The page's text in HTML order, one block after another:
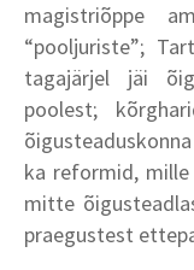
magistriõppe
“pooljuriste”;
tagajärjel jäi
poolest;
ka reformid,
mitte
praegustest